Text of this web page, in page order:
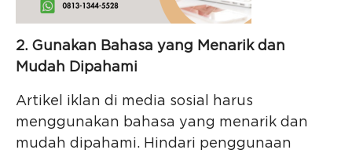
2. Gunakan Bahasa yang Menarik dan
Mudah Dipahami
Artikel iklan di media sosial harus
menggunakan bahasa yang menarik dan
mudah dipahami. Hindari penggunaan